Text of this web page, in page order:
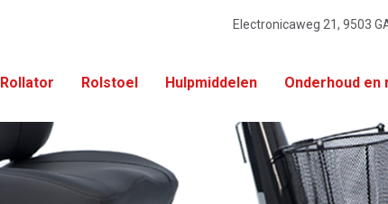
Electronicaweg 21, 9503
Rollator Rolstoel Hulpmiddelen Onderhoud en